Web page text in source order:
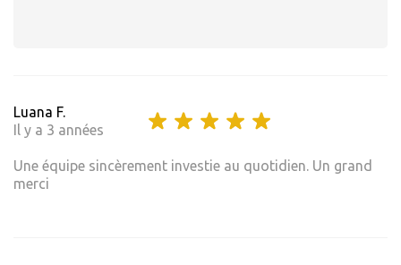
Luana F.
Il y a 3 années
Une équipe sincèrement investie au quotidien. Un grand
merci